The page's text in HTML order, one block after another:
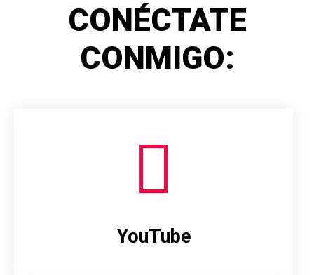
CONÉCTATE
CONMIGO:
YouTube